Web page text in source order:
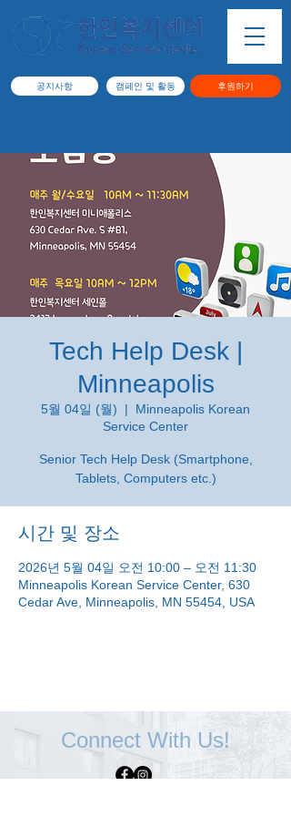
공지사항 캠페인 및 활동 후원하기
Tech Help Desk |
Minneapolis
5월 04일 (월)
  |
Minneapolis Korean
Service Center
Senior Tech Help Desk (Smartphone,
Tablets, Computers etc.)
시간 및 장소
2026년 5월 04일 오전 10:00 – 오전 11:30
Minneapolis Korean Service Center, 630
Cedar Ave, Minneapolis, MN 55454, USA
Connect With Us!